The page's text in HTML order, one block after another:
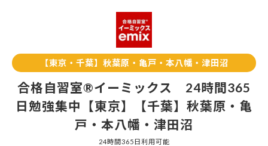
【東京・千葉】秋葉原・亀戸・本八幡・津田沼
合格自習室®イーミックス 24時間365
日勉強集中【東京】【千葉】秋葉原・亀
戸・本八幡・津田沼
24時間365日利用可能